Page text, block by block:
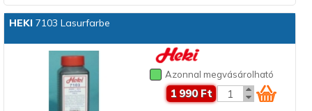
HEKI7103 Lasurfarbe
Azonnal megvásárolható
1 990 Ft